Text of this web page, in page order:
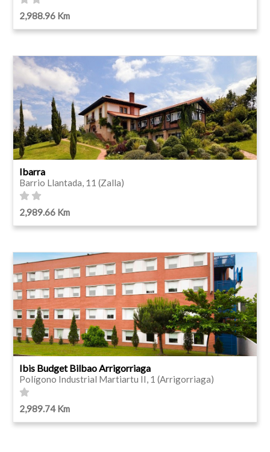
2,988.96 Km
Ibarra
Barrio Llantada, 11 (Zalla)
2,989.66 Km
Ibis Budget Bilbao Arrigorriaga
Polígono Industrial Martiartu II, 1 (Arrigorriaga)
2,989.74 Km